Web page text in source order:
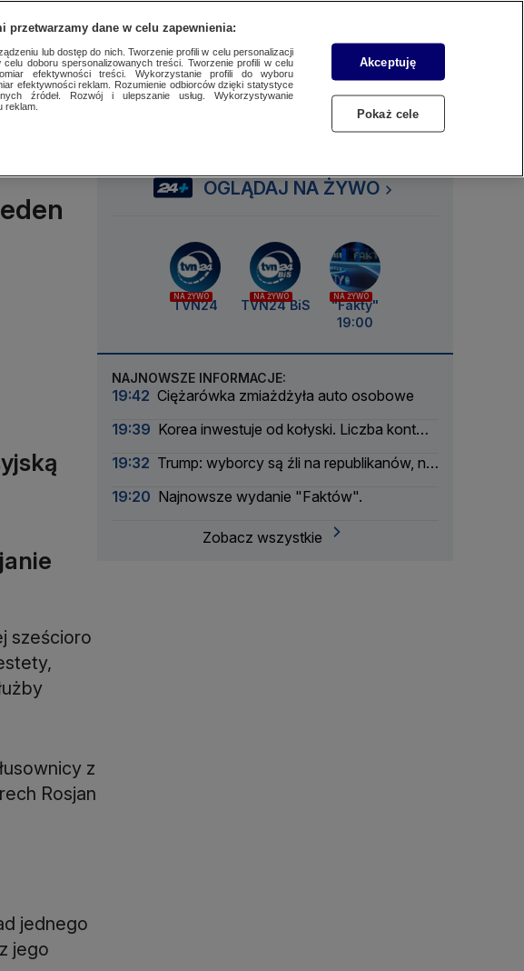
SUBSKRYBUJ
SzukajZaloguj się
CzytajSłuchaj
sześcioro
z
Rosjan
jednego
jego
OGLĄDAJ NA ŻYWO
NA ŻYWO
TVN24
NA ŻYWO
TVN24 BiS
NA ŻYWO
"Fakty"
19:00
NAJNOWSZE INFORMACJE:
19:42 Ciężarówka zmiażdżyła auto osobowe
19:39 Korea inwestuje od kołyski. Liczba kont
19:32 Trump: wyborcy są źli na republikanów, nie
19:20 Najnowsze wydanie "Faktów".
Zobacz wszystkie
przetwarzamy dane w celu zapewnienia:
lub dostęp do nich. Tworzenie profili w celu personalizacji
doboru spersonalizowanych treści. Tworzenie profili w celu
efektywności treści. Wykorzystanie profili do wyboru
efektywności reklam. Rozumienie odbiorców dzięki statystyce
źródeł. Rozwój i ulepszanie usług. Wykorzystywanie
reklam.
Akceptuję
Pokaż cele